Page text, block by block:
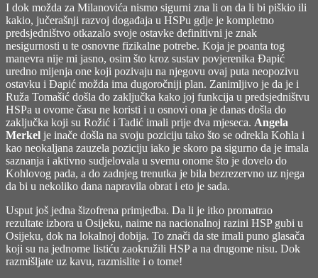
I dok možda za Milanovića nismo sigurni zna li on da li bi piškio ili
kakio, jučerašnji razvoj događaja u HSPu gdje je kompletno
predsjedništvo otkazalo svoje ostavke definitivni je znak
nesigurnosti u te osnovne fizikalne potrebe. Koja je poanta tog
manevra nije mi jasno, osim što kroz sustav povjerenika Đapić
uredno mijenja one koji pozivaju na njegovu ovaj puta neopozivu
ostavku i Đapić možda ima dugoročniji plan. Zanimljivo je da je i
Ruža Tomašić došla do zaključka kako joj funkcija u predsjedništvu
HSPa u ovome času ne koristi i u osnovi ona je danas došla do
zaključka koji su Rožić i Tadić imali prije dva mjeseca. Angela
Merkel je inače došla na svoju poziciju tako što se odrekla Kohla i
kao neokaljana zauzela poziciju iako je skoro pa sigurno da je imala
saznanja i aktivno sudjelovala u svemu onome što je dovelo do
Kohlovog pada, a do zadnjeg trenutka je bila bezrezervno uz njega
da bi u nekoliko dana napravila obrat i eto je sada.
Usput još jedna šizofrena primjedba. Da li je itko promatrao
rezultate izbora u Osijeku, naime na nacionalnoj razini HSP gubi u
Osijeku, dok na lokalnoj dobija. To znači da ste imali puno glasača
koji su na jednome listiću zaokružili HSP a na drugome nisu. Dok
razmišljate uz kavu, razmislite i o tome!